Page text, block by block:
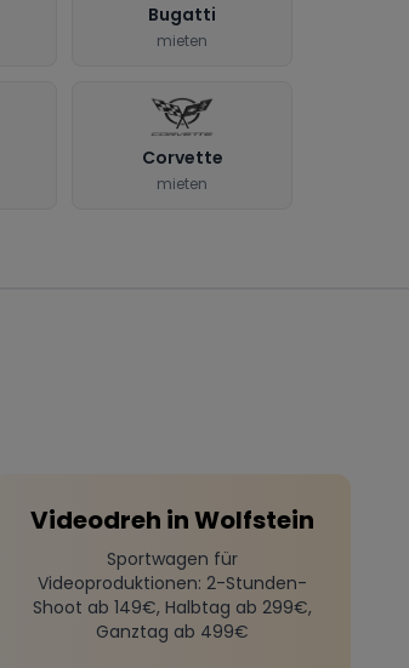
Bugatti
mieten
Corvette
mieten
Videodreh inWolfstein
Sportwagen für
Videoproduktionen: 2-Stunden-
Shoot ab 149€, Halbtag ab 299€,
Ganztag ab 499€